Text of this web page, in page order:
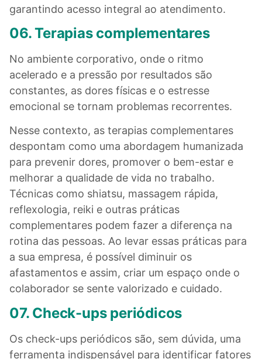
garantindo acesso integral ao atendimento.
06. Terapias complementares
No ambiente corporativo, onde o ritmo
acelerado e a pressão por resultados são
constantes, as dores físicas e o estresse
emocional se tornam problemas recorrentes.
Nesse contexto, as terapias complementares
despontam como uma abordagem humanizada
para prevenir dores, promover o bem-estar e
melhorar a qualidade de vida no trabalho.
Técnicas como shiatsu, massagem rápida,
reflexologia, reiki e outras práticas
complementares podem fazer a diferença na
rotina das pessoas. Ao levar essas práticas para
a sua empresa, é possível diminuir os
afastamentos e assim, criar um espaço onde o
colaborador se sente valorizado e cuidado.
07. Check-ups periódicos
Os check-ups periódicos são, sem dúvida, uma
ferramenta indispensável para identificar fatores